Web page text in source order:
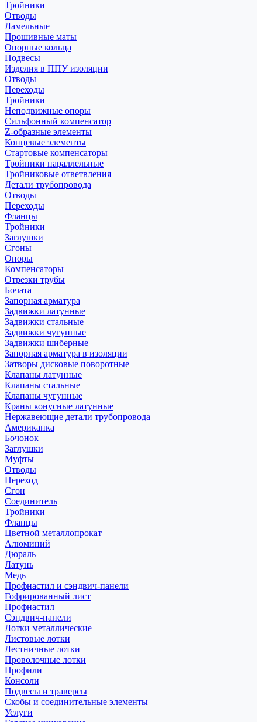
Тройники
Отводы
Ламельные
Прошивные маты
Опорные кольца
Подвесы
Изделия в ППУ изоляции
Отводы
Переходы
Тройники
Неподвижные опоры
Cильфонный компенсатор
Z-образные элементы
Концевые элементы
Стартовые компенсаторы
Тройники параллельные
Тройниковые ответвления
Детали трубопровода
Отводы
Переходы
Фланцы
Тройники
Заглушки
Сгоны
Опоры
Компенсаторы
Отрезки трубы
Бочата
Запорная арматура
Задвижки латунные
Задвижки стальные
Задвижки чугунные
Задвижки шиберные
Запорная арматура в изоляции
Затворы дисковые поворотные
Клапаны латунные
Клапаны стальные
Клапаны чугунные
Краны конусные латунные
Нержавеющие детали трубопровода
Американка
Бочонок
Заглушки
Муфты
Отводы
Переход
Сгон
Соединитель
Тройники
Фланцы
Цветной металлопрокат
Алюминий
Дюраль
Латунь
Медь
Профнастил и сэндвич-панели
Гофрированный лист
Профнастил
Сэндвич-панели
Лотки металлические
Листовые лотки
Лестничные лотки
Проволочные лотки
Профили
Консоли
Подвесы и траверсы
Скобы и соединительные элементы
Услуги